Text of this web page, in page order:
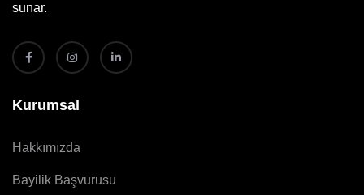
sunar.
Kurumsal
Hakkımızda
Bayilik Başvurusu